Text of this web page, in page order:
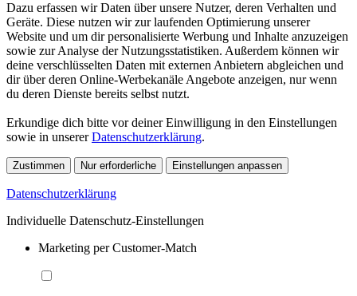
Dazu erfassen wir Daten über unsere Nutzer, deren Verhalten und
Geräte. Diese nutzen wir zur laufenden Optimierung unserer
Website und um dir personalisierte Werbung und Inhalte anzuzeigen
sowie zur Analyse der Nutzungsstatistiken. Außerdem können wir
deine verschlüsselten Daten mit externen Anbietern abgleichen und
dir über deren Online-Werbekanäle Angebote anzeigen, nur wenn
du deren Dienste bereits selbst nutzt.
Erkundige dich bitte vor deiner Einwilligung in den Einstellungen
sowie in unsererDatenschutzerklärung.
Zustimmen Nur erforderliche Einstellungen anpassen
Datenschutzerklärung
Individuelle Datenschutz-Einstellungen
Marketing per Customer-Match